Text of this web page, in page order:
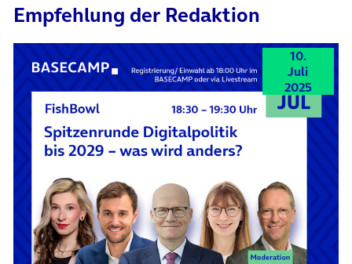
Empfehlung der Redaktion
10.
Juli
2025